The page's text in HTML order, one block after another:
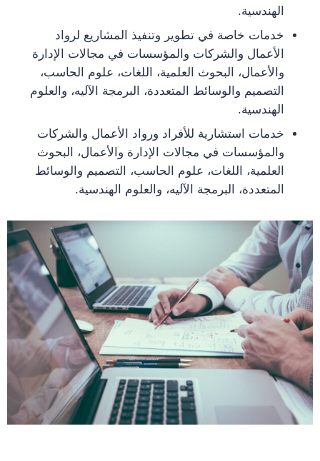
الهندسية.
خدمات خاصة في تطوير وتنفيذ المشاريع لرواد
الأعمال والشركات والمؤسسات في مجالات الإدارة
والأعمال، البحوث العلمية، اللغات، علوم الحاسب،
التصميم والوسائط المتعددة، البرمجة الآليه، والعلوم
الهندسية.
خدمات استشارية للأفراد ورواد الأعمال والشركات
والمؤسسات في مجالات الإدارة والأعمال، البحوث
العلمية، اللغات، علوم الحاسب، التصميم والوسائط
المتعددة، البرمجة الآليه، والعلوم الهندسية.